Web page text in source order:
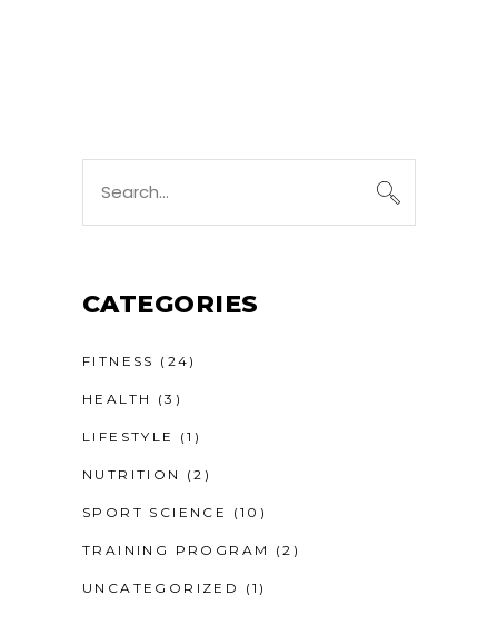
CATEGORIES
FITNESS (24)
HEALTH (3)
LIFESTYLE (1)
NUTRITION (2)
SPORT SCIENCE (10)
TRAINING PROGRAM (2)
UNCATEGORIZED (1)